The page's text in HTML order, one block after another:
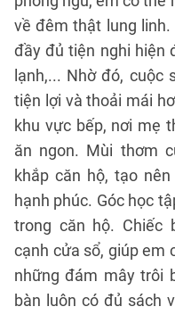
về đêm thật lung
đầy đủ tiện nghi hiện
lạnh,... Nhờ đó, cuộc
tiện lợi và thoải mái
khu vực bếp, nơi mẹ
ăn ngon. Mùi thơm
khắp căn hộ, tạo
hạnh phúc. Góc học
trong căn hộ. Chiếc
cạnh cửa sổ, giúp em
những đám mây trôi
bàn luôn có đủ sách